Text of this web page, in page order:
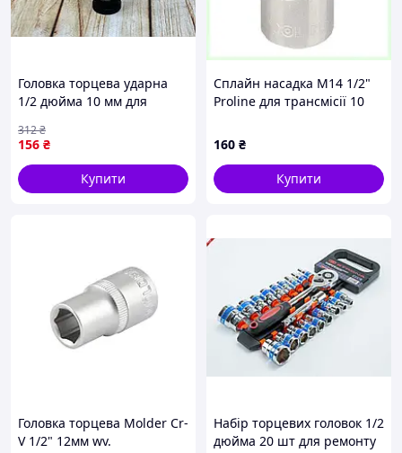
Головка торцева ударна
1/2 дюйма 10 мм для
автомобілів високоміцна
сталь
156 ₴
312₴
Купити
Сплайн насадка М14 1/2"
Proline для трансмісії 10
160 ₴
Купити
Головка торцева Molder Cr-
V 1/2" 12мм wv.
Набір торцевих головок 1/2
дюйма 20 шт для ремонту